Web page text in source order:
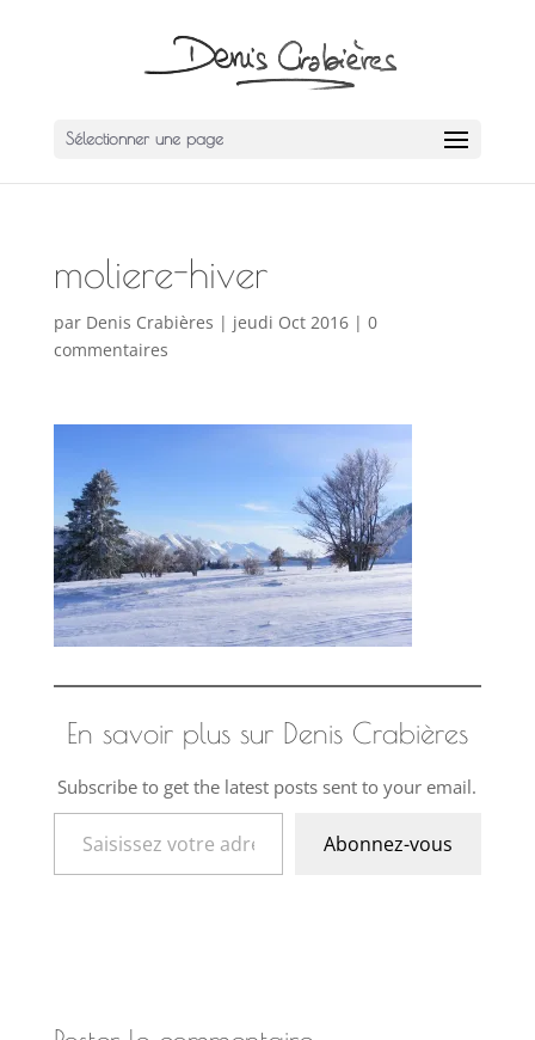
Sélectionner une page
moliere-hiver
par Denis Crabières | jeudi Oct 2016| 0
commentaires
En savoir plus sur Denis Crabières
Subscribe to get the latest posts sent to your email.
Saisissez votre adresse e-mail…
Abonnez-vous